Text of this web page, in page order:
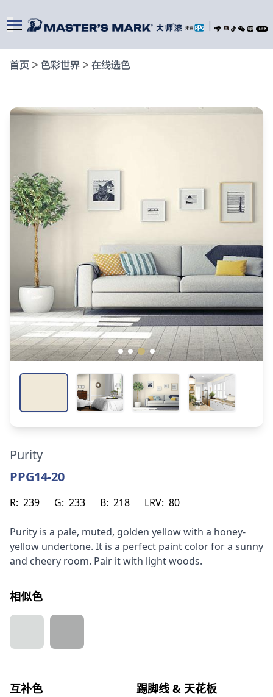
首页 > 色彩世界 > 在线选色
Purity
PPG14-20
R: 239 G: 233 B: 218 LRV: 80
Purity is a pale, muted, golden yellow with a honey-
yellow undertone. It is a perfect paint color for a sunny
and cheery room. Pair it with light woods.
相似色
互补色 踢脚线 & 天花板